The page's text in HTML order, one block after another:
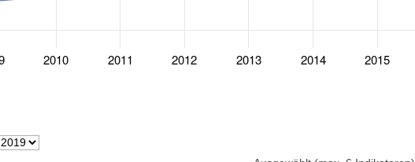
2010 2011 2012 2013 2014 2015